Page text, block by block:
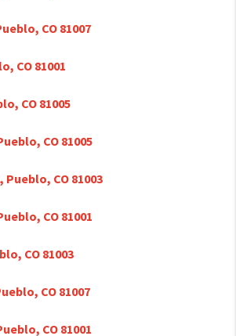
CO 81007
CO 81001
CO 81005
CO 81005
Pueblo, CO 81003
CO 81001
CO 81003
CO 81007
CO 81001